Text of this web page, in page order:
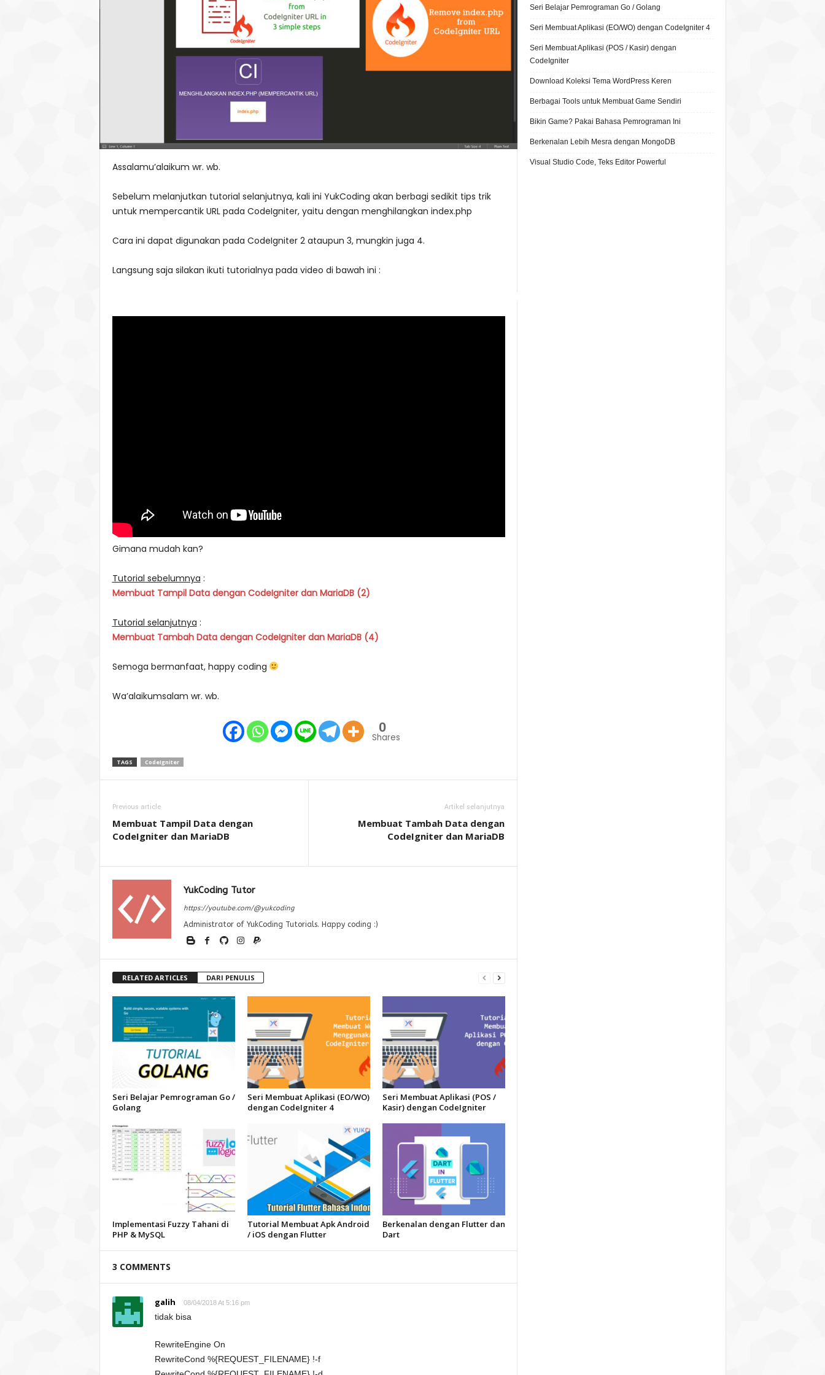
Assalamu’alaikum wr. wb.
Sebelum melanjutkan tutorial selanjutnya, kali ini YukCoding akan berbagi sedikit tips trik
untuk mempercantik URL pada CodeIgniter, yaitu dengan menghilangkan index.php
Cara ini dapat digunakan pada CodeIgniter 2 ataupun 3, mungkin juga 4.
Langsung saja silakan ikuti tutorialnya pada video di bawah ini :
Gimana mudah kan?
Tutorial sebelumnya :
Membuat Tampil Data dengan CodeIgniter dan MariaDB (2)
Tutorial selanjutnya :
Membuat Tambah Data dengan CodeIgniter dan MariaDB (4)
Semoga bermanfaat, happy coding
Wa’alaikumsalam wr. wb.
0
Shares
TAGS CodeIgniter
Previous article
Membuat Tampil Data dengan
CodeIgniter dan MariaDB
Artikel selanjutnya
Membuat Tambah Data dengan
CodeIgniter dan MariaDB
YukCoding Tutor
https://youtube.com/@yukcoding
Administrator of YukCoding Tutorials. Happy coding :)
RELATED ARTICLES DARI PENULIS
Seri Belajar Pemrograman Go /
Golang
Seri Membuat Aplikasi (EO/WO)
dengan CodeIgniter 4
Seri Membuat Aplikasi (POS /
Kasir) dengan CodeIgniter
Implementasi Fuzzy Tahani di
PHP & MySQL
Tutorial Membuat Apk Android
/ iOS dengan Flutter
Berkenalan dengan Flutter dan
Dart
3 COMMENTS
galih 08/04/2018 At 5:16 pm
tidak bisa
RewriteEngine On
RewriteCond %{REQUEST_FILENAME} !-f
Seri Belajar Pemrograman Go / Golang
Seri Membuat Aplikasi (EO/WO) dengan CodeIgniter 4
Seri Membuat Aplikasi (POS / Kasir) dengan
CodeIgniter
Download Koleksi Tema WordPress Keren
Berbagai Tools untuk Membuat Game Sendiri
Bikin Game? Pakai Bahasa Pemrograman Ini
Berkenalan Lebih Mesra dengan MongoDB
Visual Studio Code, Teks Editor Powerful